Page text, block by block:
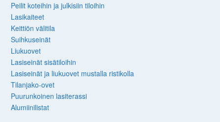
Peilit koteihin ja julkisiin tiloihin
Lasikaiteet
Keittiön välitila
Suihkuseinät
Liukuovet
Lasiseinät sisätiloihin
Lasiseinät ja liukuovet mustalla ristikolla
Tilanjako-ovet
Puurunkoinen lasiterassi
Alumiinilistat